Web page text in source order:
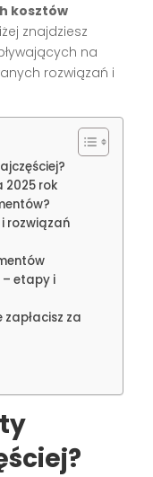
kosztów
znajdziesz
na
rozwiązań i
2025 rok
rozwiązań
etapy i
za